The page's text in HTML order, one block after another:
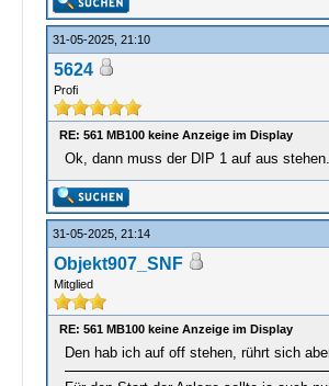
31-05-2025, 21:10
5624
Profi
RE: 561 MB100 keine Anzeige im Display
Ok, dann muss der DIP 1 auf aus stehen.
31-05-2025, 21:14
Objekt907_SNF
Mitglied
RE: 561 MB100 keine Anzeige im Display
Den hab ich auf off stehen, rührt sich